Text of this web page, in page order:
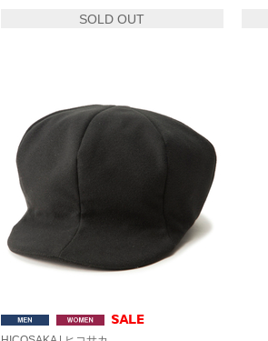
SOLD OUT